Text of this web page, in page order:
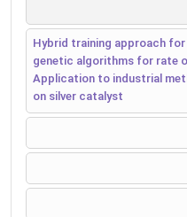
Hybrid training approach
genetic algorithms for rate
Application to industrial
on silver catalyst